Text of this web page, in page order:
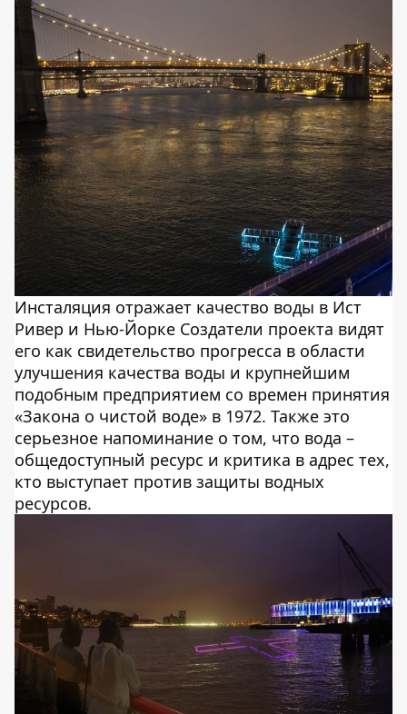
Инсталяция отражает качество воды в Ист
Ривер и Нью-Йорке Создатели проекта видят
его как свидетельство прогресса в области
улучшения качества воды и крупнейшим
подобным предприятием со времен принятия
«Закона о чистой воде» в 1972. Также это
серьезное напоминание о том, что вода –
общедоступный ресурс и критика в адрес тех,
кто выступает против защиты водных
ресурсов.